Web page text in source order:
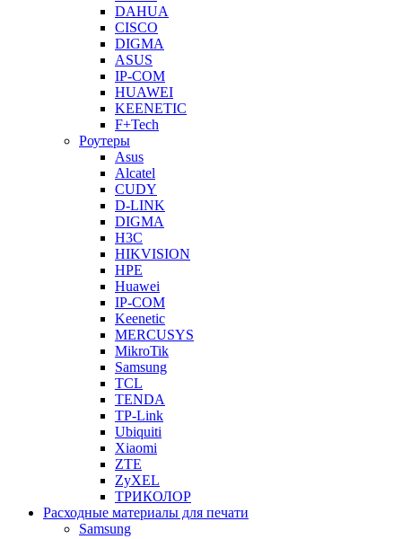
DAHUA
CISCO
DIGMA
ASUS
IP-COM
HUAWEI
KEENETIC
F+Tech
Роутеры
Asus
Alcatel
CUDY
D-LINK
DIGMA
H3C
HIKVISION
HPE
Huawei
IP-COM
Keenetic
MERCUSYS
MikroTik
Samsung
TCL
TENDA
TP-Link
Ubiquiti
Xiaomi
ZTE
ZyXEL
ТРИКОЛОР
Расходные материалы для печати
Samsung